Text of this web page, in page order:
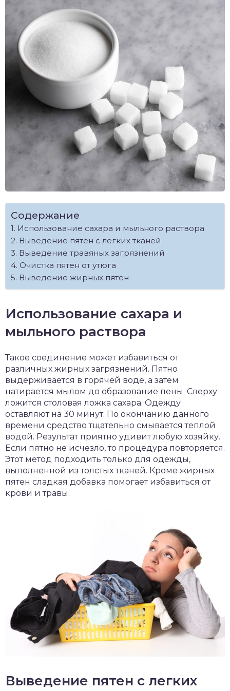
Содержание
Использование сахара и мыльного раствора
Выведение пятен с легких тканей
Выведение травяных загрязнений
Очистка пятен от утюга
Выведение жирных пятен
Использование сахара и
мыльного раствора
Такое соединение может избавиться от
различных жирных загрязнений. Пятно
выдерживается в горячей воде, а затем
натирается мылом до образование пены. Сверху
ложится столовая ложка сахара. Одежду
оставляют на 30 минут. По окончанию данного
времени средство тщательно смывается теплой
водой. Результат приятно удивит любую хозяйку.
Если пятно не исчезло, то процедура повторяется.
Этот метод подходить только для одежды,
выполненной из толстых тканей. Кроме жирных
пятен сладкая добавка помогает избавиться от
крови и травы.
Выведение пятен с легких